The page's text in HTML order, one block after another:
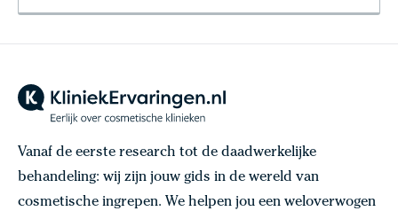
Vanaf de eerste research tot de daadwerkelijke
behandeling: wij zijn jouw gids in de wereld van
cosmetische ingrepen. We helpen jou een weloverwogen